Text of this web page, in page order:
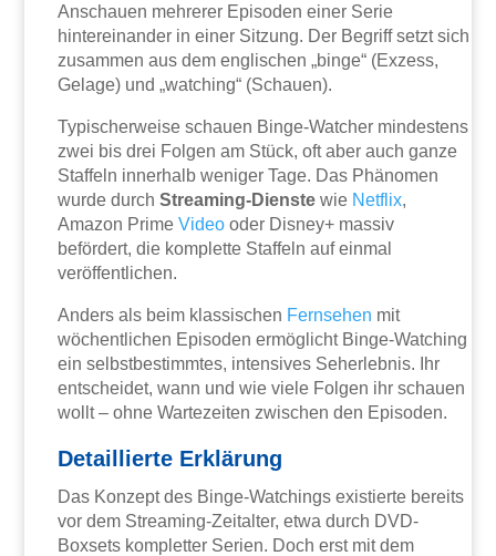
Anschauen mehrerer Episoden einer Serie
hintereinander in einer Sitzung. Der Begriff setzt sich
zusammen aus dem englischen „binge“ (Exzess,
Gelage) und „watching“ (Schauen).
Typischerweise schauen Binge-Watcher mindestens
zwei bis drei Folgen am Stück, oft aber auch ganze
Staffeln innerhalb weniger Tage. Das Phänomen
wurde durchStreaming-Dienste wie Netflix,
Amazon PrimeVideo oder Disney+ massiv
befördert, die komplette Staffeln auf einmal
veröffentlichen.
Anders als beim klassischen Fernsehen mit
wöchentlichen Episoden ermöglicht Binge-Watching
ein selbstbestimmtes, intensives Seherlebnis. Ihr
entscheidet, wann und wie viele Folgen ihr schauen
wollt – ohne Wartezeiten zwischen den Episoden.
Detaillierte Erklärung
Das Konzept des Binge-Watchings existierte bereits
vor dem Streaming-Zeitalter, etwa durch DVD-
Boxsets kompletter Serien. Doch erst mit dem